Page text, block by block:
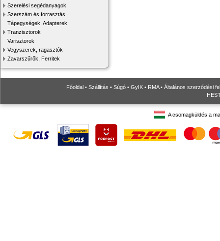
Szerelési segédanyagok
Szerszám és forrasztás
Tápegységek, Adapterek
Tranzisztorok
Varisztorok
Vegyszerek, ragasztók
Zavarszűrők, Ferritek
Főoldal • Szállítás • Súgó • GyIK • RMA• Általános szerződési
A csomagküldés a